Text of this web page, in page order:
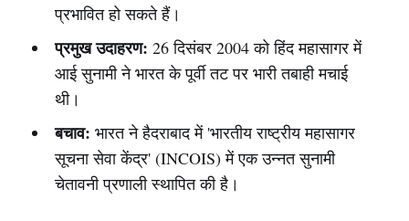
प्रभावित हो सकते हैं।
प्रमुख उदाहरण: 26 दिसंबर 2004 को हिंद महासागर में
आई सुनामी ने भारत के पूर्वी तट पर भारी तबाही मचाई
थी।
बचाव: भारत ने हैदराबाद में 'भारतीय राष्ट्रीय महासागर
सूचना सेवा केंद्र' (INCOIS) में एक उन्नत सुनामी
चेतावनी प्रणाली स्थापित की है।